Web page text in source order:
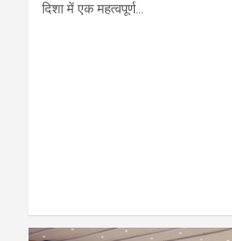
दिशा में एक महत्वपूर्ण…